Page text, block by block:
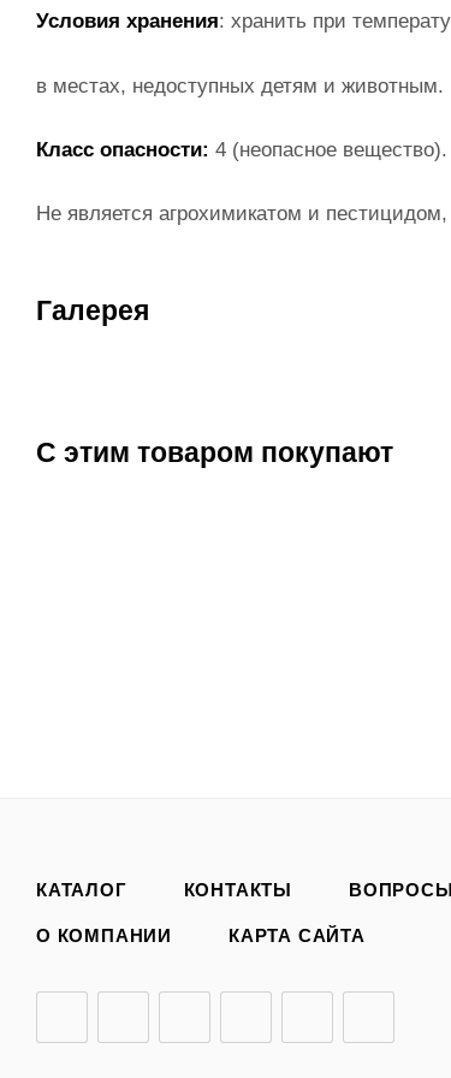
Условия хранения: хранить при
в местах, недоступных детям и животным.
Класс опасности: 4 (неопасное вещество).
Не является агрохимикатом и
Галерея
С этим товаром покупают
КАТАЛОГ КОНТАКТЫ
О КОМПАНИИ КАРТА САЙТА